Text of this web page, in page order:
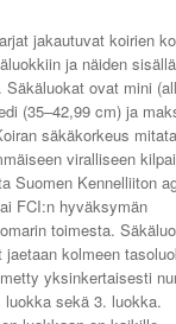
jakautuvat koirien
ja näiden sisällä
Säkäluokat ovat mini
(35–42,99 cm) ja
säkäkorkeus
viralliseen
Suomen Kennelliiton
FCI:n hyväksymän
toimesta.
kolmeen
yksinkertaisesti
luokka sekä 3. luokka.